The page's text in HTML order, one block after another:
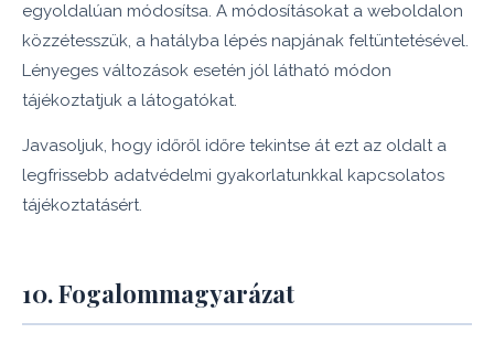
egyoldalúan módosítsa. A módosításokat a weboldalon
közzétesszük, a hatályba lépés napjának feltüntetésével.
Lényeges változások esetén jól látható módon
tájékoztatjuk a látogatókat.
Javasoljuk, hogy időről időre tekintse át ezt az oldalt a
legfrissebb adatvédelmi gyakorlatunkkal kapcsolatos
tájékoztatásért.
10. Fogalommagyarázat